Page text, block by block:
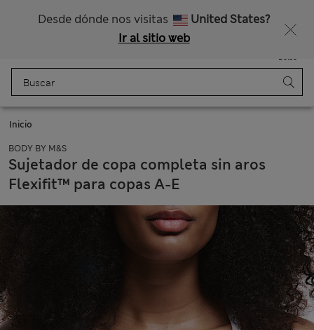
Desde dónde nos visitas
United States?
Ir al sitio web
Bolso
Inicio
BODY BY M&S
Sujetador de copa completa sin aros
Flexifit™ para copas A-E